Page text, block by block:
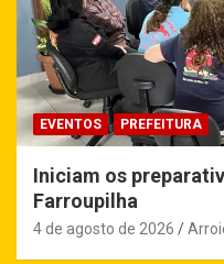
EVENTOS PREFEITURA
Iniciam os
Farroupilha
4 de agosto de 2026